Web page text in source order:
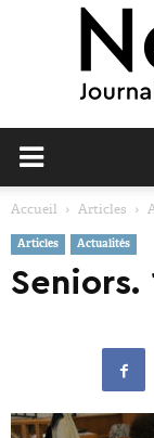
Accueil Articles
Articles Actualités
Seniors.